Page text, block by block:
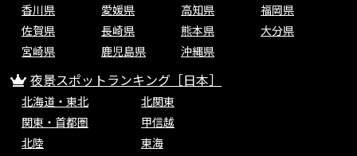
香川県
愛媛県 高知県
福岡県
佐賀県
長崎県 熊本県
大分県
宮崎県
鹿児島県 沖縄県
夜景スポットランキング［日本］
北海道・東北
北関東
関東・首都圏
甲信越
北陸
東海